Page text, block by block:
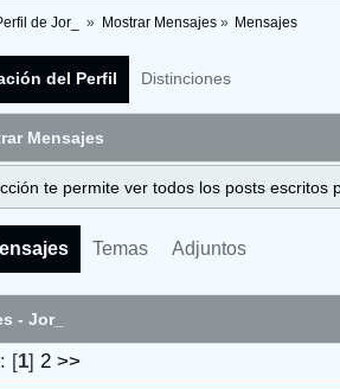
de Jor_ » Mostrar Mensajes» Mensajes
del Perfil Distinciones
Mensajes
te permite ver todos los posts
Temas Adjuntos
- Jor_
[1] 2 >>